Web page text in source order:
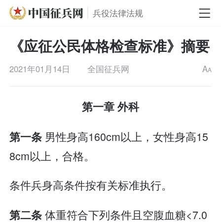
兵役法律法规
《应征公民体格检查标准》摘要
2021年01月14日 全国征兵网 AA
第一章 外科
第一条 男性身高160cm以上，女性身高15
8cm以上，合格。
条件兵身高条件按有关标准执行。
第二条体重符合下列条件且空腹血糖<7.0